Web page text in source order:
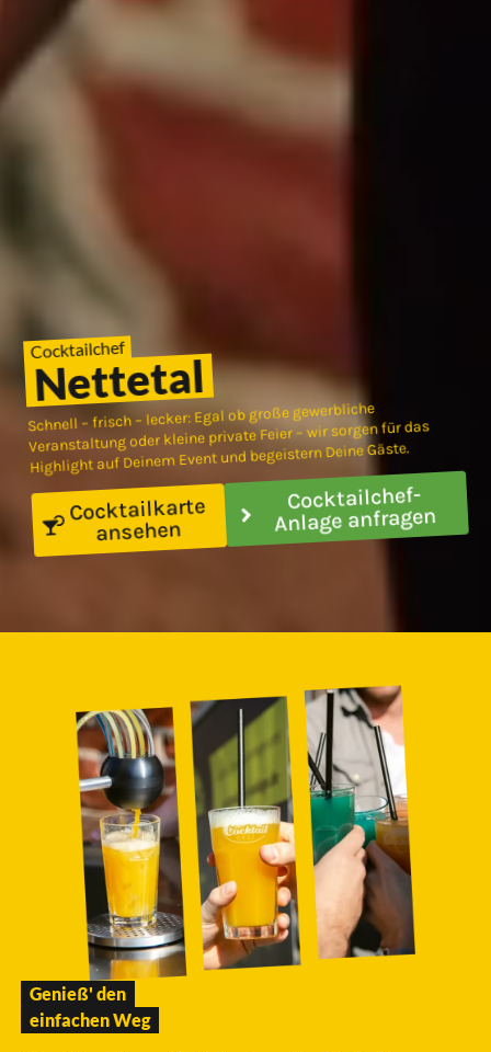
Cocktailchef
Nettetal
Schnell – frisch – lecker: Egal ob große gewerbliche
Veranstaltung oder kleine private Feier – wir sorgen für das
Highlight auf Deinem Event und begeistern Deine Gäste.
Cocktailkarte
ansehen
Cocktailchef-
Anlage anfragen
Genieß' den
einfachen Weg